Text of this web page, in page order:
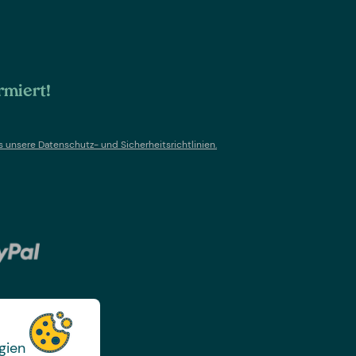
unsere Datenschutz- und Sicherheitsrichtlinien.